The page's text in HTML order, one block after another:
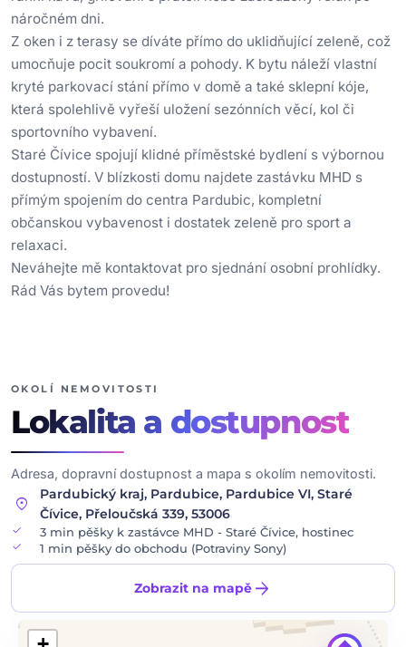
náročném dni.
Z oken i z terasy se díváte přímo do uklidňující zeleně, což
umocňuje pocit soukromí a pohody. K bytu náleží vlastní
kryté parkovací stání přímo v domě a také sklepní kóje,
která spolehlivě vyřeší uložení sezónních věcí, kol či
sportovního vybavení.
Staré Čívice spojují klidné příměstské bydlení s výbornou
dostupností. V blízkosti domu najdete zastávku MHD s
přímým spojením do centra Pardubic, kompletní
občanskou vybavenost i dostatek zeleně pro sport a
relaxaci.
Neváhejte mě kontaktovat pro sjednání osobní prohlídky.
Rád Vás bytem provedu!
OKOLÍ NEMOVITOSTI
Lokalita a dostupnost
Adresa, dopravní dostupnost a mapa s okolím nemovitosti.
location_on
Pardubický kraj, Pardubice, Pardubice VI, Staré
Čívice, Přeloučská 339, 53006
check
3 min pěšky k zastávce MHD - Staré Čívice, hostinec
check
1 min pěšky do obchodu (Potraviny Sony)
Zobrazit na mapěarrow_forward